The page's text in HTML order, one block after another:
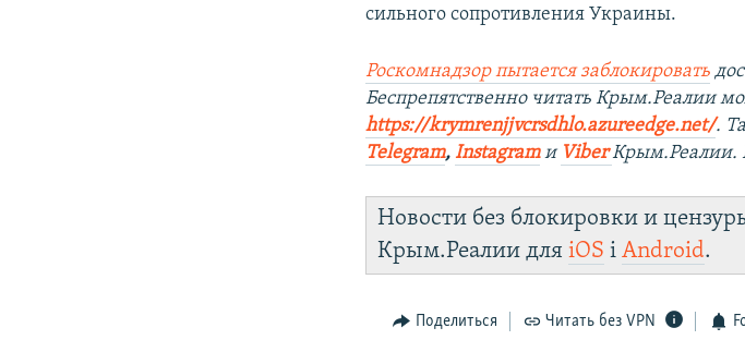
сильного сопротивления Украины.
Роскомнадзор пытается заблокировать
Беспрепятственно читать Крым.Реалии
https://krymrenjjvcrsdhlo.azureedge.net/.
Telegram,Instagramи ViberКрым.Реалии.
Новости без блокировки и
Крым.Реалии дляiOS іAndroid.
Поделиться Читать без VPN